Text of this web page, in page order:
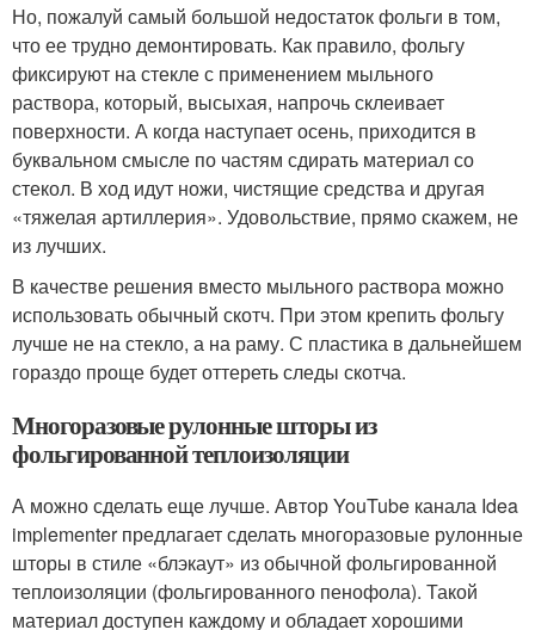
Но, пожалуй самый большой недостаток фольги в том,
что ее трудно демонтировать. Как правило, фольгу
фиксируют на стекле с применением мыльного
раствора, который, высыхая, напрочь склеивает
поверхности. А когда наступает осень, приходится в
буквальном смысле по частям сдирать материал со
стекол. В ход идут ножи, чистящие средства и другая
«тяжелая артиллерия». Удовольствие, прямо скажем, не
из лучших.
В качестве решения вместо мыльного раствора можно
использовать обычный скотч. При этом крепить фольгу
лучше не на стекло, а на раму. С пластика в дальнейшем
гораздо проще будет оттереть следы скотча.
Многоразовые рулонные шторы из
фольгированной теплоизоляции
А можно сделать еще лучше. Автор YouTube канала Idea
implementer предлагает сделать многоразовые рулонные
шторы в стиле «блэкаут» из обычной фольгированной
теплоизоляции (фольгированного пенофола). Такой
материал доступен каждому и обладает хорошими